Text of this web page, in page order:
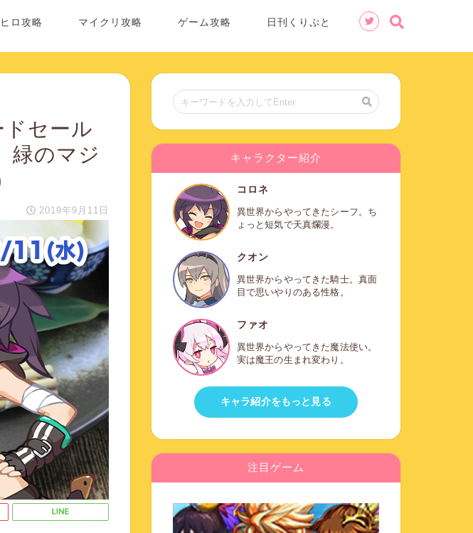
ロ攻略 マイクリ攻略 ゲーム攻略 日刊くりぷと
セール
緑のマジ
2019年9月11日
キャラクター紹介
コロネ
異世界からやってきたシーフ。ち
ょっと短気で天真爛漫。
クオン
異世界からやってきた騎士。真面
目で思いやりのある性格。
ファオ
異世界からやってきた魔法使い。
実は魔王の生まれ変わり。
キャラ紹介をもっと見る
注目ゲーム